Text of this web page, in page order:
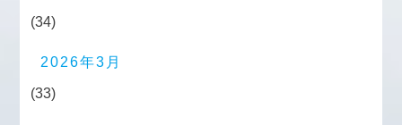
(34)
2026年3月
(33)